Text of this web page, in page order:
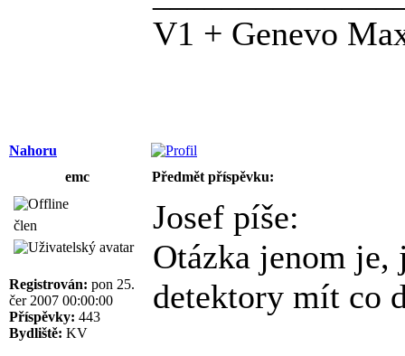
V1 + Genevo
Nahoru
emc
Předmět příspěvku:
člen
Registrován: pon 25.
čer 2007 00:00:00
Příspěvky: 443
Bydliště: KV
Josef píše:
Otázka jenom je,
detektory mít co